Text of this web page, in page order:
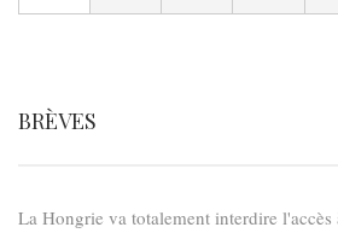
BRÈVES
La Hongrie va totalement interdire l'accès